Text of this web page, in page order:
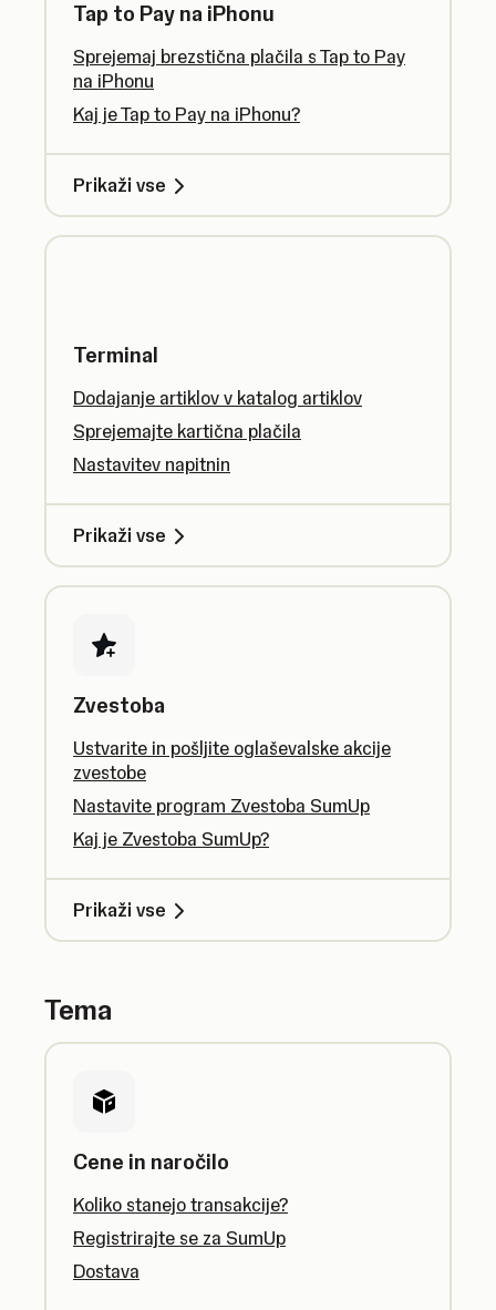
Tap to Pay na iPhonu
Sprejemaj brezstična plačila s Tap to Pay
na iPhonu
Kaj je Tap to Pay na iPhonu?
Prikaži vse
Terminal
Dodajanje artiklov v katalog artiklov
Sprejemajte kartična plačila
Nastavitev napitnin
Prikaži vse
Zvestoba
Ustvarite in pošljite oglaševalske akcije
zvestobe
Nastavite program Zvestoba SumUp
Kaj je Zvestoba SumUp?
Prikaži vse
Tema
Cene in naročilo
Koliko stanejo transakcije?
Registrirajte se za SumUp
Dostava